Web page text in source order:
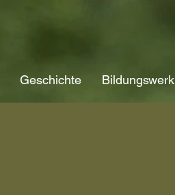
Geschichte Bildungswerk